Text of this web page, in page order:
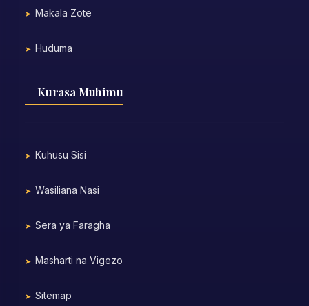
Makala Zote
Huduma
Kurasa Muhimu
Kuhusu Sisi
Wasiliana Nasi
Sera ya Faragha
Masharti na Vigezo
Sitemap